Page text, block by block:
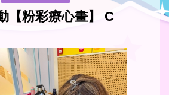
【粉彩療心畫】 C